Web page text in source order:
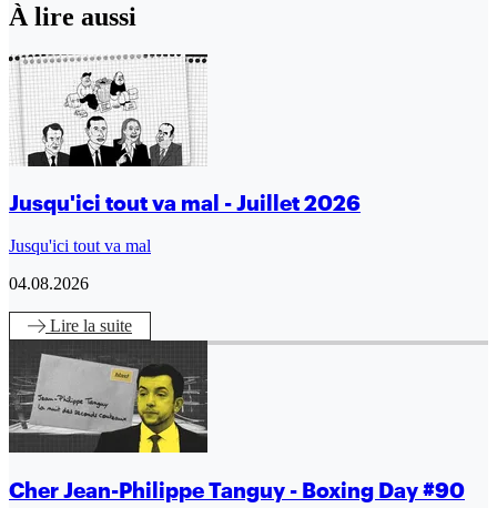
À lire aussi
Jusqu'ici tout va mal - Juillet 2026
Jusqu'ici tout va mal
04.08.2026
Lire la suite
Cher Jean-Philippe Tanguy - Boxing Day #90